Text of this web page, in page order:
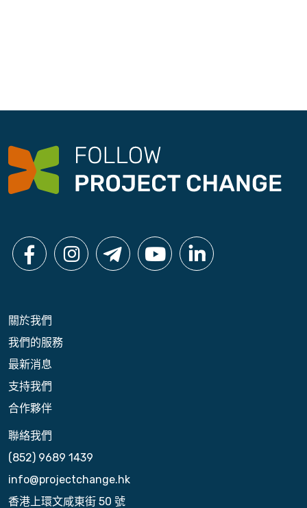
關於我們
我們的服務
最新消息
支持我們
合作夥伴
聯絡我們
(852) 9689 1439
info@projectchange.hk
香港上環文咸東街 50 號